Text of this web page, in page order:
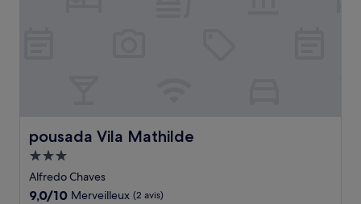
pousada Vila Mathilde
pousada Vila Mathilde
Hébergement
3.0 étoiles
Alfredo Chaves
9.0
9,0/10 Merveilleux (2 avis)